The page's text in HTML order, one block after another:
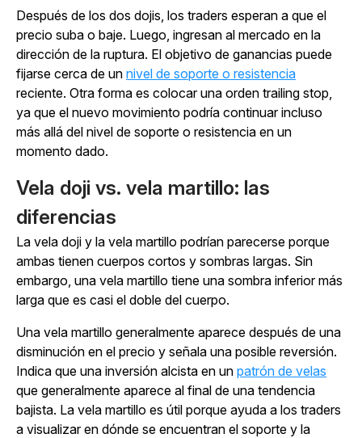
Después de los dos dojis, los traders esperan a que el
precio suba o baje. Luego, ingresan al mercado en la
dirección de la ruptura. El objetivo de ganancias puede
fijarse cerca de un nivel de soporte o resistencia
reciente. Otra forma es colocar una orden trailing stop,
ya que el nuevo movimiento podría continuar incluso
más allá del nivel de soporte o resistencia en un
momento dado.
Vela doji vs. vela martillo: las
diferencias
La vela doji y la vela martillo podrían parecerse porque
ambas tienen cuerpos cortos y sombras largas. Sin
embargo, una vela martillo tiene una sombra inferior más
larga que es casi el doble del cuerpo.
Una vela martillo generalmente aparece después de una
disminución en el precio y señala una posible reversión.
Indica que una inversión alcista en un patrón de velas
que generalmente aparece al final de una tendencia
bajista. La vela martillo es útil porque ayuda a los traders
a visualizar en dónde se encuentran el soporte y la